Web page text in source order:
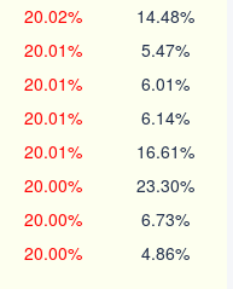
20.02% 14.48%
20.01% 5.47%
20.01% 6.01%
20.01% 6.14%
20.01% 16.61%
20.00% 23.30%
20.00% 6.73%
20.00% 4.86%